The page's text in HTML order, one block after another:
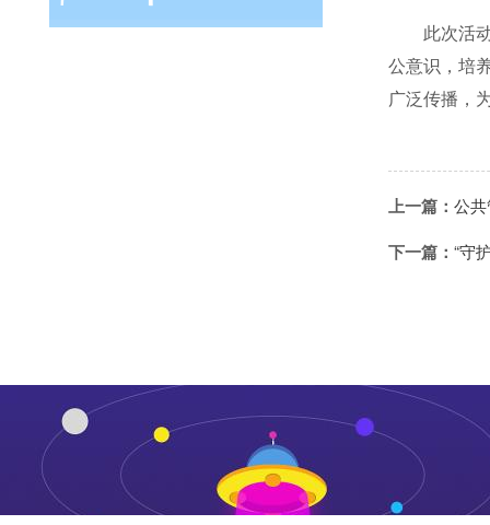
此次活
公意识，培
广泛传播，
上一篇： 公
下一篇： “守